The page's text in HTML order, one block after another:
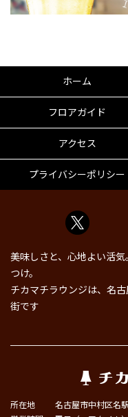
ホーム
フロアガイド
アクセス
プライバシーポリシー
美味しさと、心地よい活
つけ。
チカマチラウンジは、名
街です
所在地
名古屋市中村区名